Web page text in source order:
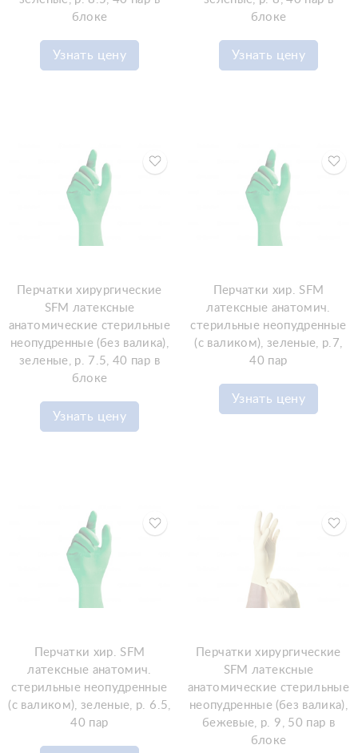
блоке
Узнать цену
блоке
Узнать цену
Перчатки хирургические
SFM латексные
анатомические стерильные
неопудренные (без валика),
зеленые, р. 7.5, 40 пар в
блоке
Узнать цену
Перчатки хир. SFM
латексные анатомич.
стерильные неопудренные
(с валиком), зеленые, р.7,
40 пар
Узнать цену
Перчатки хир. SFM
латексные анатомич.
стерильные неопудренные
(с валиком), зеленые, р. 6.5,
40 пар
Перчатки хирургические
SFM латексные
анатомические стерильные
неопудренные (без валика),
бежевые, р. 9, 50 пар в
блоке